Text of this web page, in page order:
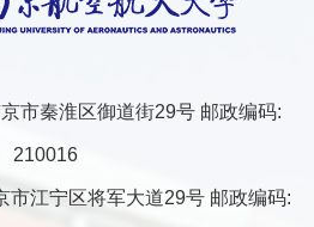
市秦淮区御道街29号 邮政编码:
210016
市江宁区将军大道29号 邮政编码: